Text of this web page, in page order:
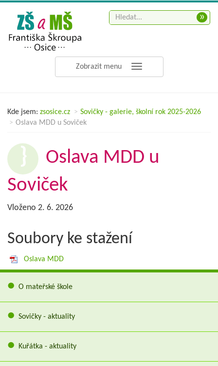
Zobrazit menu
»
Kde jsem: zsosice.cz
Sovičky - galerie, školní rok 2025-2026
Oslava MDD u Soviček
Oslava MDD u
Soviček
Vloženo 2. 6. 2026
Soubory ke stažení
Oslava MDD
O mateřské škole
Sovičky - aktuality
Kuřátka - aktuality